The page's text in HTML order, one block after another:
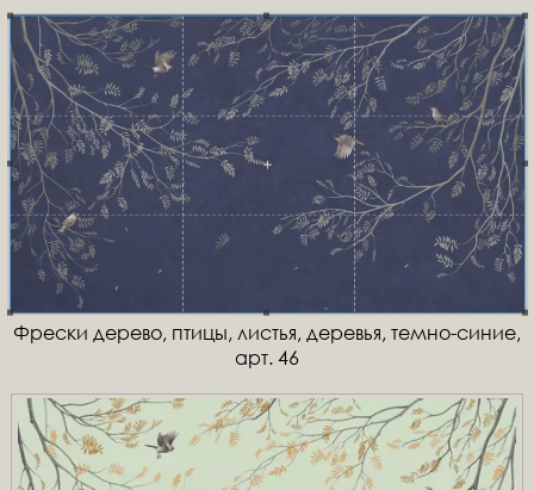
Фрески дерево, птицы, листья, деревья, темно-синие,
арт. 46